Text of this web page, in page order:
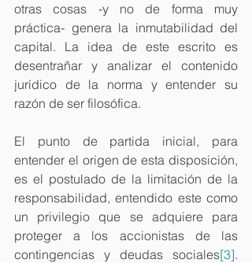
otras cosas -y no de forma muy
práctica- genera la inmutabilidad del
capital. La idea de este escrito es
desentrañar y analizar el contenido
jurídico de la norma y entender su
razón de ser filosófica.
El punto de partida inicial, para
entender el origen de esta disposición,
es el postulado de la limitación de la
responsabilidad, entendido este como
un privilegio que se adquiere para
proteger a los accionistas de las
contingencias y deudas sociales[3].